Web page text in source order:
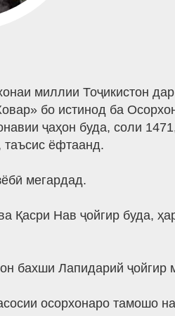
миллии Тоҷикистон
бо истинод ба
ҷаҳон буда, соли
таъсис ёфтаанд.
мегардад.
Нав ҷойгир буда,
бахши Лапидарий ҷойгир
осорхонаро тамошо